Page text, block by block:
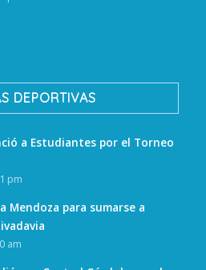
DEPORTIVAS
a Estudiantes por el Torneo
pm
Mendoza para sumarse a
am